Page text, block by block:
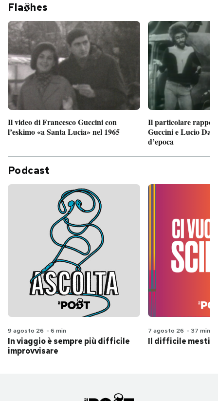
Fla hes
Il video di Francesco Guccini con
l’eskimo «a Santa Lucia» nel 1965
Il particolare
Guccini e Lucio
d’epoca
Podcast
9 agosto 26 - 6 min
In viaggio è sempre più difficile
improvvisare
7 agosto 26 - 37 min
Il difficile